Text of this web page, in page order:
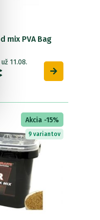
mix PVA Bag
11.08.
Akcia -15%
9 variantov